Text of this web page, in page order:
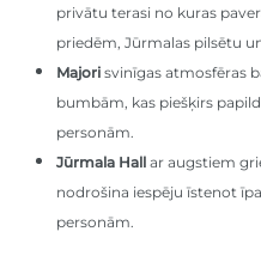
privātu terasi no kuras
priedēm, Jūrmalas pilsētu
Majori svinīgas atmosfēras
bumbām, kas piešķirs
personām.
Jūrmala Hall ar augstiem
nodrošina iespēju īstenot
personām.